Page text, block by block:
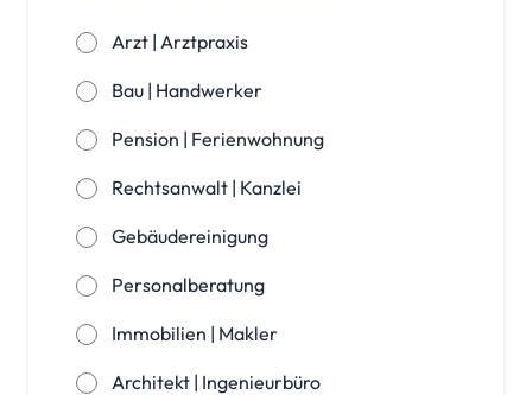
Arzt | Arztpraxis
Bau | Handwerker
Pension | Ferienwohnung
Rechtsanwalt | Kanzlei
Gebäudereinigung
Personalberatung
Immobilien | Makler
Architekt | Ingenieurbüro